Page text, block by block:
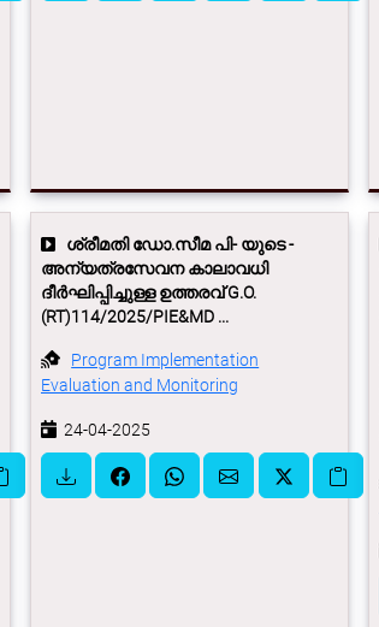
ശ്രീമതി ഡോ.സീമ പി- യുടെ -
അന്യത്രസേവന കാലാവധി
ദീർഘിപ്പിച്ചുള്ള ഉത്തരവ് G.O.
(RT)114/2025/PIE&MD ...
Program Implementation
Evaluation and Monitoring
24-04-2025